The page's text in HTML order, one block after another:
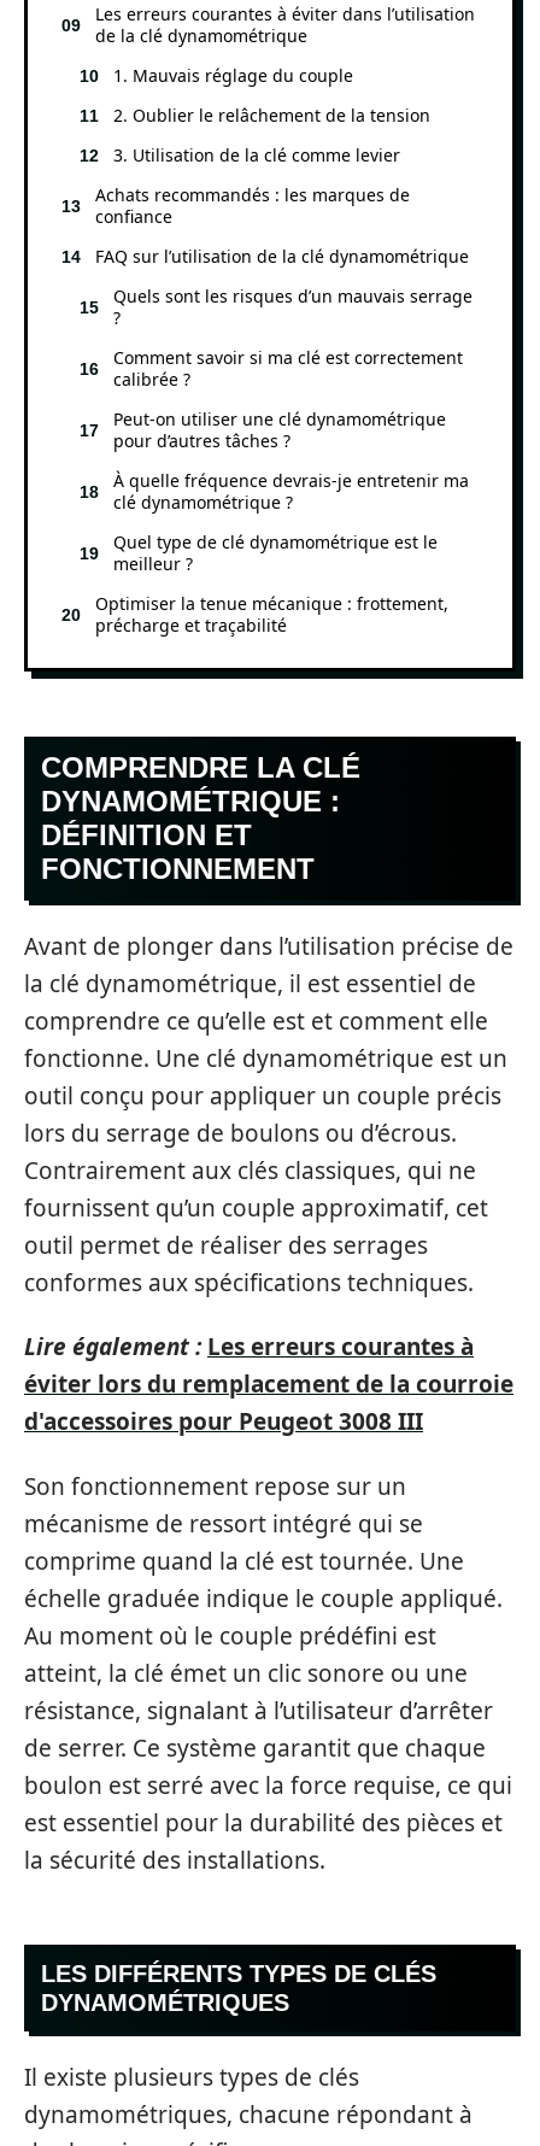
Les erreurs courantes à éviter dans l’utilisation
de la clé dynamométrique
1. Mauvais réglage du couple
2. Oublier le relâchement de la tension
3. Utilisation de la clé comme levier
Achats recommandés : les marques de
confiance
FAQ sur l’utilisation de la clé dynamométrique
Quels sont les risques d’un mauvais serrage
?
Comment savoir si ma clé est correctement
calibrée ?
Peut-on utiliser une clé dynamométrique
pour d’autres tâches ?
À quelle fréquence devrais-je entretenir ma
clé dynamométrique ?
Quel type de clé dynamométrique est le
meilleur ?
Optimiser la tenue mécanique : frottement,
précharge et traçabilité
COMPRENDRE LA CLÉ
DYNAMOMÉTRIQUE :
DÉFINITION ET
FONCTIONNEMENT
Avant de plonger dans l’utilisation précise de
la clé dynamométrique, il est essentiel de
comprendre ce qu’elle est et comment elle
fonctionne. Une clé dynamométrique est un
outil conçu pour appliquer un couple précis
lors du serrage de boulons ou d’écrous.
Contrairement aux clés classiques, qui ne
fournissent qu’un couple approximatif, cet
outil permet de réaliser des serrages
conformes aux spécifications techniques.
Lire également : Les erreurs courantes à
éviter lors du remplacement de la courroie
d'accessoires pour Peugeot 3008 III
Son fonctionnement repose sur un
mécanisme de ressort intégré qui se
comprime quand la clé est tournée. Une
échelle graduée indique le couple appliqué.
Au moment où le couple prédéfini est
atteint, la clé émet un clic sonore ou une
résistance, signalant à l’utilisateur d’arrêter
de serrer. Ce système garantit que chaque
boulon est serré avec la force requise, ce qui
est essentiel pour la durabilité des pièces et
la sécurité des installations.
LES DIFFÉRENTS TYPES DE CLÉS
DYNAMOMÉTRIQUES
Il existe plusieurs types de clés
dynamométriques, chacune répondant à